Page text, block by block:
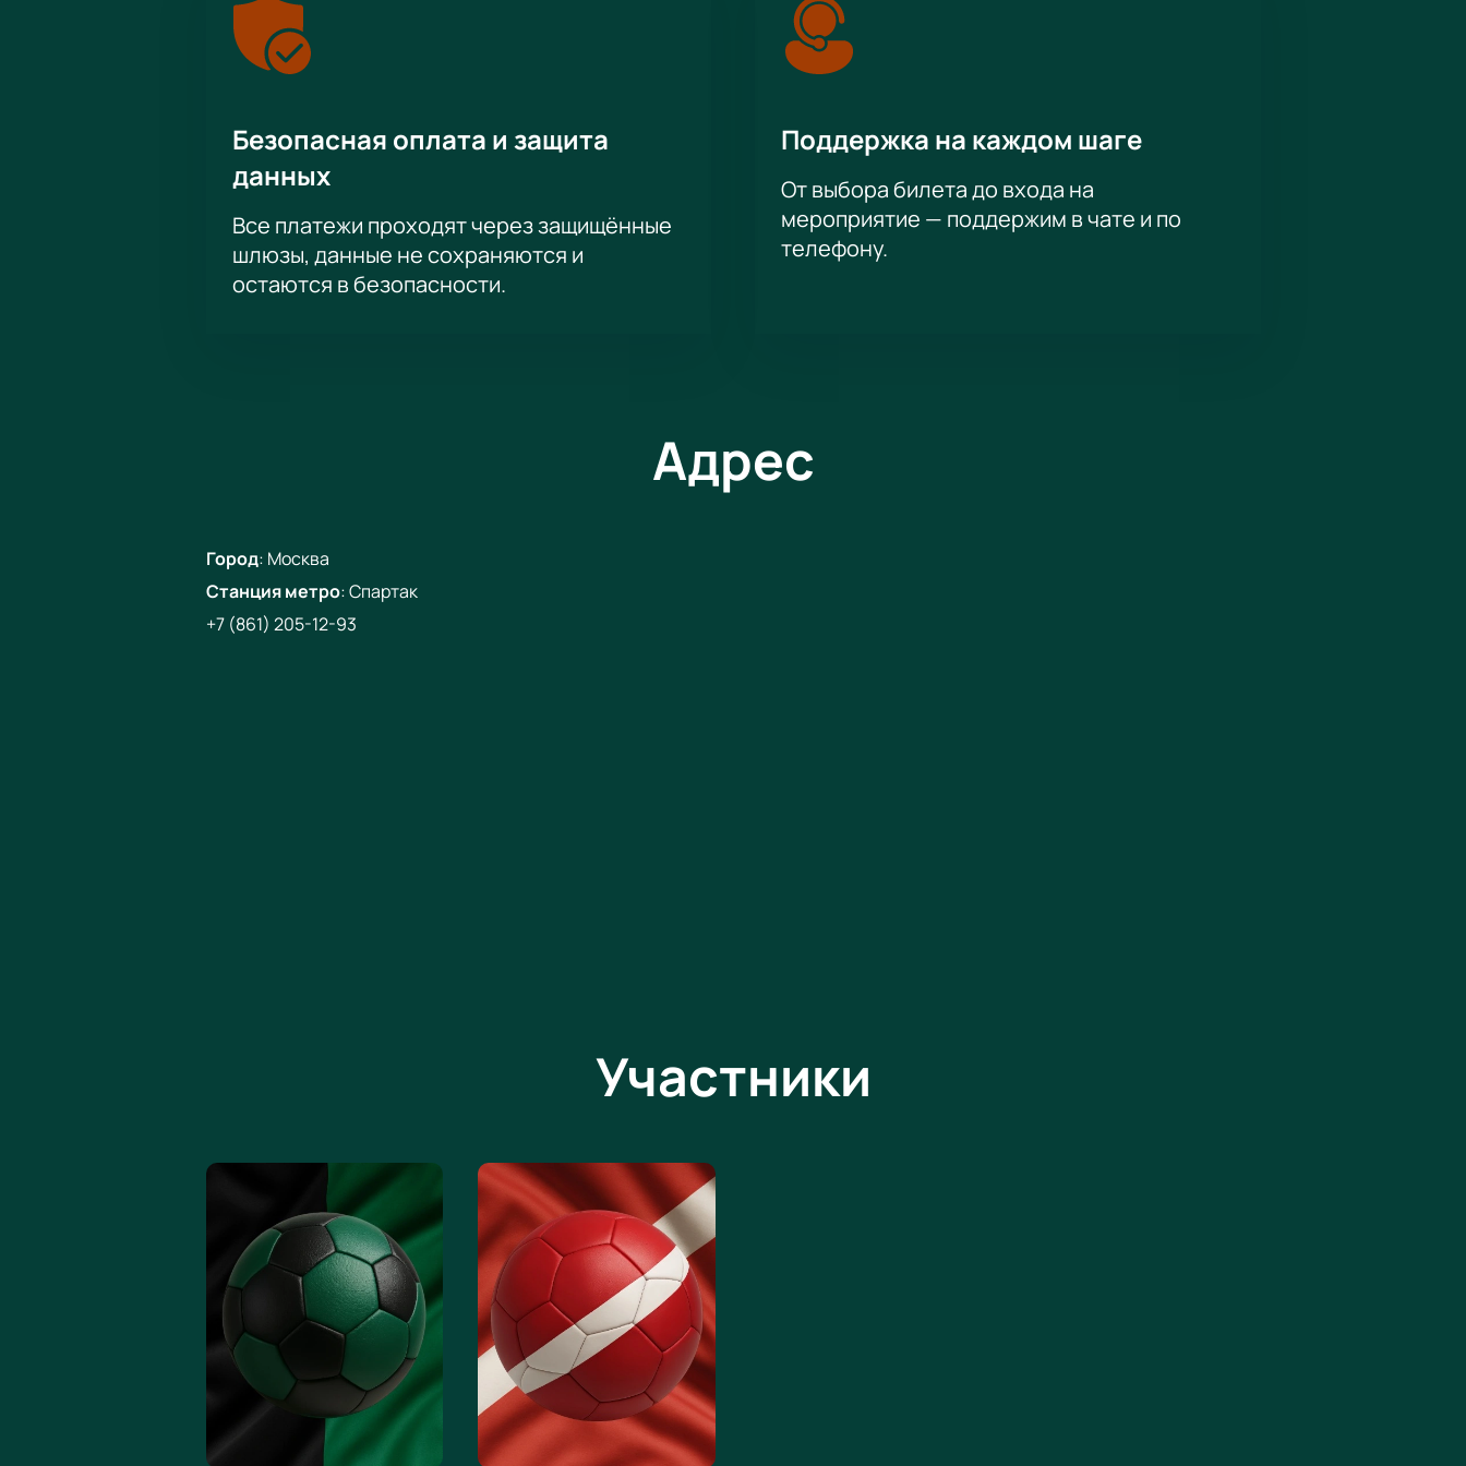
Безопасная оплата и защита
данных
Все платежи проходят через защищённые
шлюзы, данные не сохраняются и
остаются в безопасности.
Поддержка на каждом шаге
От выбора билета до входа на
мероприятие — поддержим в чате и по
телефону.
Адрес
Город: Москва
Станция метро:Спартак
+7 (861) 205-12-93
Участники